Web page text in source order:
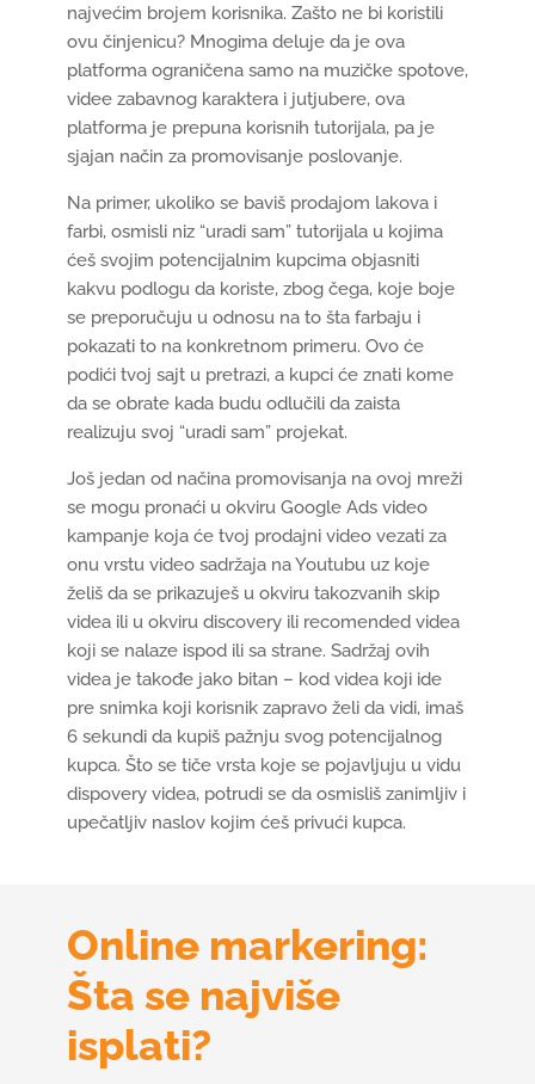
najvećim brojem korisnika. Zašto ne bi koristili
ovu činjenicu? Mnogima deluje da je ova
platforma ograničena samo na muzičke spotove,
videe zabavnog karaktera i jutjubere, ova
platforma je prepuna korisnih tutorijala, pa je
sjajan način za promovisanje poslovanje.
Na primer, ukoliko se baviš prodajom lakova i
farbi, osmisli niz “uradi sam” tutorijala u kojima
ćeš svojim potencijalnim kupcima objasniti
kakvu podlogu da koriste, zbog čega, koje boje
se preporučuju u odnosu na to šta farbaju i
pokazati to na konkretnom primeru. Ovo će
podići tvoj sajt u pretrazi, a kupci će znati kome
da se obrate kada budu odlučili da zaista
realizuju svoj “uradi sam” projekat.
Još jedan od načina promovisanja na ovoj mreži
se mogu pronaći u okviru Google Ads video
kampanje koja će tvoj prodajni video vezati za
onu vrstu video sadržaja na Youtubu uz koje
želiš da se prikazuješ u okviru takozvanih skip
videa ili u okviru discovery ili recomended videa
koji se nalaze ispod ili sa strane. Sadržaj ovih
videa je takođe jako bitan – kod videa koji ide
pre snimka koji korisnik zapravo želi da vidi, imaš
6 sekundi da kupiš pažnju svog potencijalnog
kupca. Što se tiče vrsta koje se pojavljuju u vidu
dispovery videa, potrudi se da osmisliš zanimljiv i
upečatljiv naslov kojim ćeš privući kupca.
Online markering:
Šta se najviše
isplati?